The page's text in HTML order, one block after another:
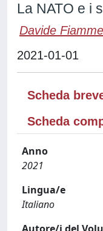
La NATO e i
Davide
2021-01-01
Scheda
Scheda
Anno
2021
Lingua/e
Italiano